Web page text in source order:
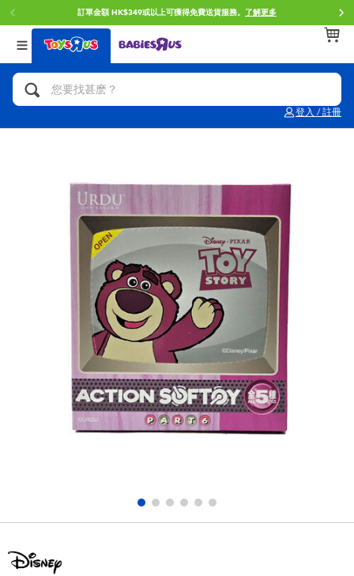
訂單金額 HK$349或以上可獲得免費送貨服務。 了解更多
登入 / 註冊
返回
分類目錄
人氣英雄,角色扮演,射擊玩具
拼砌組合及樂高LEGO
玩具車,貨車,火車及遙控系列
手工藝,文具,蠟筆,泥膠,畫板
娃娃, 芭比,收藏公仔
電子玩具
遊戲及拼圖系列
戶外及運動用品
返回
品牌
Brunch Brother 早午餐兄弟
Spider-Man蜘蛛俠
Mini Brands
Play-Doh培樂多
Pokemon寶可夢
playpop
LEGO樂高
返回
年齢
0~2歳
5~7歳
8~11歳
12~14歳
14歳以上